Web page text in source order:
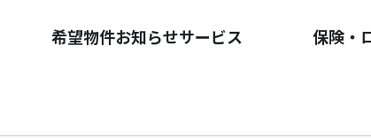
希望物件お知らせサービス 保険・